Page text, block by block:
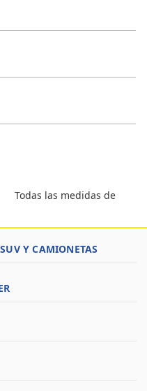
Todas las medidas de
Y CAMIONETAS